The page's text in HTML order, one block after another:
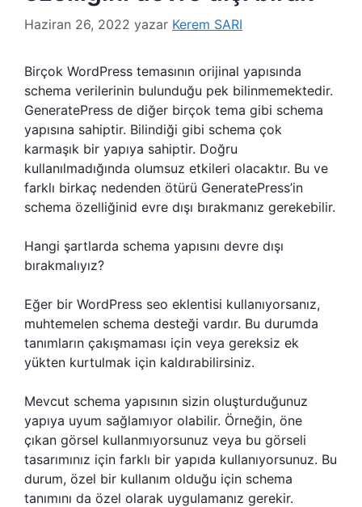
Haziran 26, 2022 yazar Kerem SARI
Birçok WordPress temasının orijinal yapısında
schema verilerinin bulunduğu pek bilinmemektedir.
GeneratePress de diğer birçok tema gibi schema
yapısına sahiptir. Bilindiği gibi schema çok
karmaşık bir yapıya sahiptir. Doğru
kullanılmadığında olumsuz etkileri olacaktır. Bu ve
farklı birkaç nedenden ötürü GeneratePress’in
schema özelliğinid evre dışı bırakmanız gerekebilir.
Hangi şartlarda schema yapısını devre dışı
bırakmalıyız?
Eğer bir WordPress seo eklentisi kullanıyorsanız,
muhtemelen schema desteği vardır. Bu durumda
tanımların çakışmaması için veya gereksiz ek
yükten kurtulmak için kaldırabilirsiniz.
Mevcut schema yapısının sizin oluşturduğunuz
yapıya uyum sağlamıyor olabilir. Örneğin, öne
çıkan görsel kullanmıyorsunuz veya bu görseli
tasarımınız için farklı bir yapıda kullanıyorsunuz. Bu
durum, özel bir kullanım olduğu için schema
tanımını da özel olarak uygulamanız gerekir.